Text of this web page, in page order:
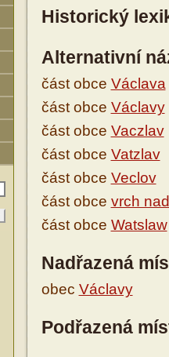
Historický
Alternativní
část obce Václava
část obce Václavy
část obce Vaczlav
část obce Vatzlav
část obce Veclov
část obce vrch
část obce Watslaw
Nadřazená
obec Václavy
Podřazená